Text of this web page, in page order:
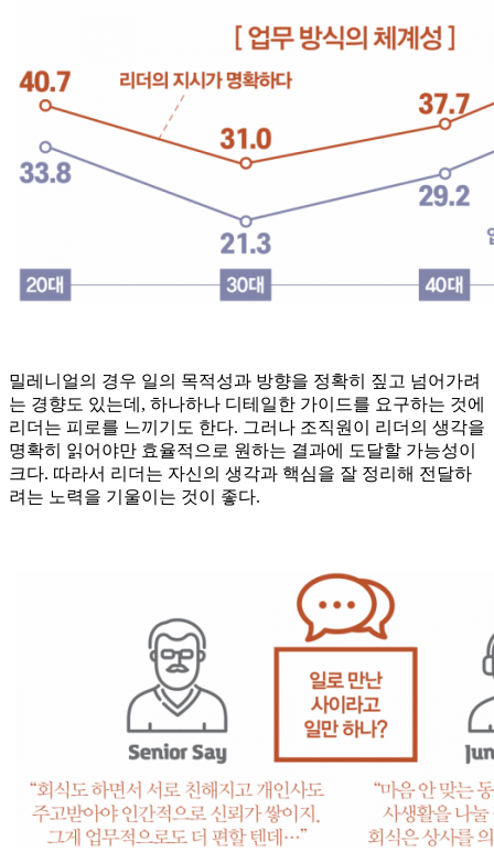
밀레니얼의 경우 일의 목적성과 방향을 정확히 짚고 넘어가려
는 경향도 있는데, 하나하나 디테일한 가이드를 요구하는 것에
리더는 피로를 느끼기도 한다. 그러나 조직원이 리더의 생각을
명확히 읽어야만 효율적으로 원하는 결과에 도달할 가능성이
크다. 따라서 리더는 자신의 생각과 핵심을 잘 정리해 전달하
려는 노력을 기울이는 것이 좋다.